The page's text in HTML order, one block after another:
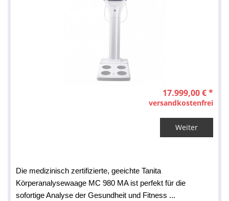
17.999,00 € *
versandkostenfrei
Weiter
Die medizinisch zertifizierte, geeichte Tanita
Körperanalysewaage MC 980 MA ist perfekt für die
sofortige Analyse der Gesundheit und Fitness ...